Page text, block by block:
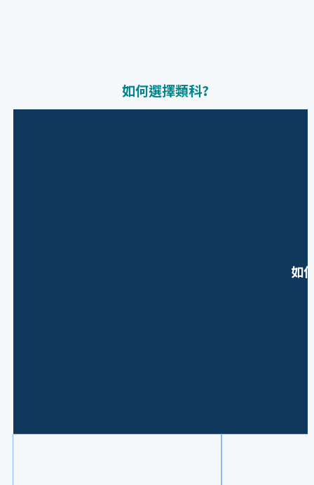
如何選擇類科?
如